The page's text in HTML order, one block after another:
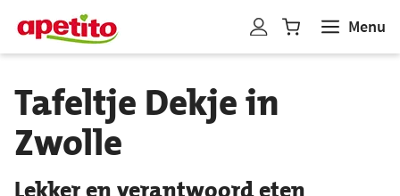
W
i
a
Menu
Tafeltje Dekje in
Zwolle